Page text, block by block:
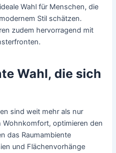
Wahl für Menschen, die
Stil schätzen.
zudem hervorragend mit
Wahl, die sich
sind weit mehr als nur
Wohnkomfort, optimieren den
das Raumambiente
und Flächenvorhänge